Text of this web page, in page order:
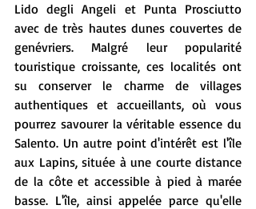
Lido degli Angeli et Punta Prosciutto
avec de très hautes dunes couvertes de
genévriers. Malgré leur popularité
touristique croissante, ces localités ont
su conserver le charme de villages
authentiques et accueillants, où vous
pourrez savourer la véritable essence du
Salento. Un autre point d'intérêt est l'île
aux Lapins, située à une courte distance
de la côte et accessible à pied à marée
basse. L'île, ainsi appelée parce qu'elle